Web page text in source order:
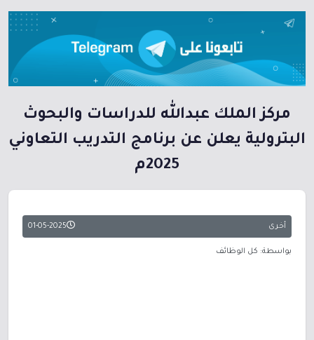
مركز الملك عبدالله للدراسات والبحوث
البترولية يعلن عن برنامج التدريب التعاوني
2025م
أخرى 01-05-2025
بواسطة: كل الوظائف